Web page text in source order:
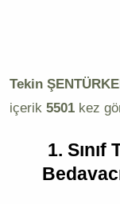
Tekin
içerik 5501 kez
1.